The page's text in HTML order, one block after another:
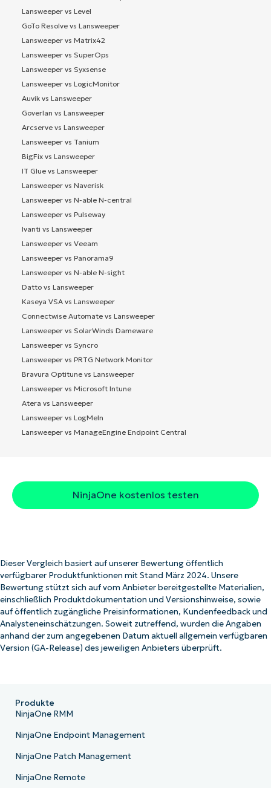
Lansweeper vs Level
GoTo Resolve vs Lansweeper
Lansweeper vs Matrix42
Lansweeper vs SuperOps
Lansweeper vs Syxsense
Lansweeper vs LogicMonitor
Auvik vs Lansweeper
Goverlan vs Lansweeper
Arcserve vs Lansweeper
Lansweeper vs Tanium
BigFix vs Lansweeper
IT Glue vs Lansweeper
Lansweeper vs Naverisk
Lansweeper vs N-able N-central
Lansweeper vs Pulseway
Ivanti vs Lansweeper
Lansweeper vs Veeam
Lansweeper vs Panorama9
Lansweeper vs N-able N-sight
Datto vs Lansweeper
Kaseya VSA vs Lansweeper
Connectwise Automate vs Lansweeper
Lansweeper vs SolarWinds Dameware
Lansweeper vs Syncro
Lansweeper vs PRTG Network Monitor
Bravura Optitune vs Lansweeper
Lansweeper vs Microsoft Intune
Atera vs Lansweeper
Lansweeper vs LogMeIn
Lansweeper vs ManageEngine Endpoint Central
NinjaOne kostenlos testen
Dieser Vergleich basiert auf unserer Bewertung öffentlich
verfügbarer Produktfunktionen mit Stand März 2024. Unsere
Bewertung stützt sich auf vom Anbieter bereitgestellte Materialien,
einschließlich Produktdokumentation und Versionshinweise, sowie
auf öffentlich zugängliche Preisinformationen, Kundenfeedback und
Analysteneinschätzungen. Soweit zutreffend, wurden die Angaben
anhand der zum angegebenen Datum aktuell allgemein verfügbaren
Version (GA-Release) des jeweiligen Anbieters überprüft.
Produkte
NinjaOne RMM
NinjaOne Endpoint Management
NinjaOne Patch Management
NinjaOne Remote